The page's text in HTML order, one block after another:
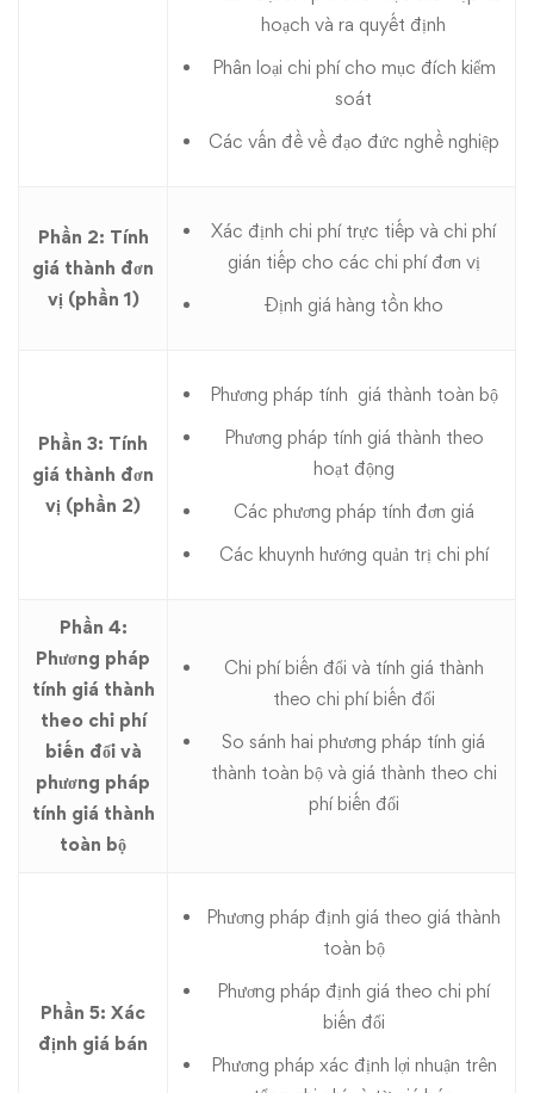
hoạch và ra quyết định
Phân loại chi phí cho mục đích kiểm
soát
Các vấn đề về đạo đức nghề nghiệp
Phần 2: Tính
giá thành đơn
vị (phần 1)
Xác định chi phí trực tiếp và chi phí
gián tiếp cho các chi phí đơn vị
Định giá hàng tồn kho
Phần 3: Tính
giá thành đơn
vị (phần 2)
Phương pháp tính giá thành toàn bộ
Phương pháp tính giá thành theo
hoạt động
Các phương pháp tính đơn giá
Các khuynh hướng quản trị chi phí
Phần 4:
Phương pháp
tính giá thành
theo chi phí
biến đổi và
phương pháp
tính giá thành
toàn bộ
Chi phí biến đổi và tính giá thành
theo chi phí biến đổi
So sánh hai phương pháp tính giá
thành toàn bộ và giá thành theo chi
phí biến đổi
Phần 5: Xác
định giá bán
Phương pháp định giá theo giá thành
toàn bộ
Phương pháp định giá theo chi phí
biến đổi
Phương pháp xác định lợi nhuận trên